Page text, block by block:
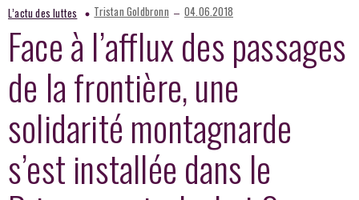
L’actu des luttes Tristan Goldbronn – 04.06.2018
Face à l’afflux des passages
de la frontière, une
solidarité montagnarde
s’est installée dans le